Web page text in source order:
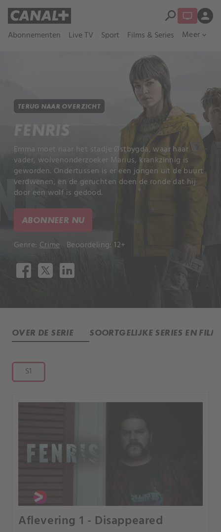
Abonnementen Live TV Sport Films & Series Meer expand_more
search person
TERUG NAAR OVERZICHT
FENRIS
Emma moet naar het stadje Østbygda, waar haar
vader, wolvenonderzoeker Marius, krankzinnig is
geworden. Ondertussen is er een jongen uit de buurt
verdwenen, en de geruchten doen de ronde dat hij
door een wolf is gedood.
ABONNEER NU
Genre: Crime Beoordeling: 12+
OVER DE SERIE SOORTGELIJKE SERIES EN
S1
Aflevering 1 - Disappeared